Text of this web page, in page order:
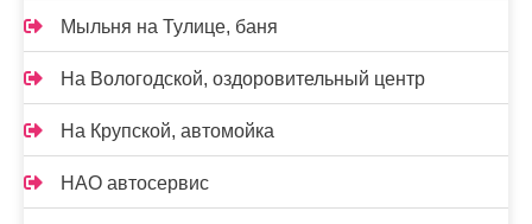
Мыльня на Тулице, баня
На Вологодской, оздоровительный центр
На Крупской, автомойка
НАО автосервис